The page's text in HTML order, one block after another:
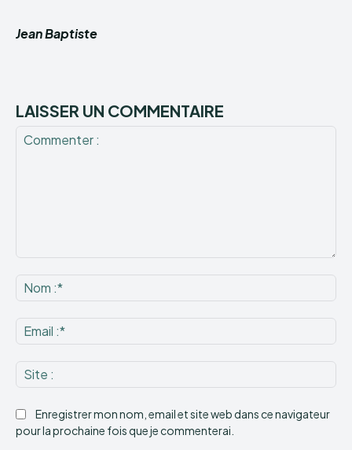
Jean Baptiste
LAISSER UN COMMENTAIRE
:*
:*
:
Enregistrer mon nom, email et site web dans ce navigateur
pour la prochaine fois que je commenterai.